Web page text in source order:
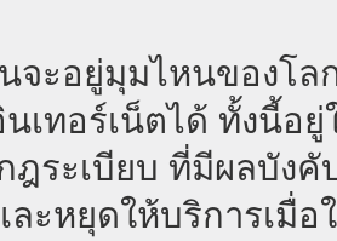
จะอยู่มุมไหนของโล
เทอร์เน็ตได้ ทั้งนี้อ
ระเบียบ ที่มีผลบังคั
ละหยุดให้บริการเมื่